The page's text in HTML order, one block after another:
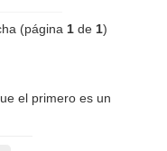
(página 1de 1)
el primero es un